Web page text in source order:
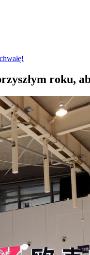
roku,